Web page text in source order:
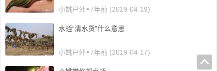
小姚户外•7年前 (2019-04-19)
水蛭“清水货”什么意思
小姚户外•7年前 (2019-04-17)